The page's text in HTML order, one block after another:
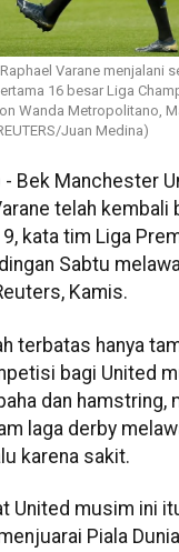
Varane menjalani
16 besar Liga
Wanda Metropolitano,
Juan Medina)
- Bek Manchester
telah kembali
kata tim Liga
Sabtu
Kamis.
terbatas hanya
bagi United
dan hamstring,
laga derby
karena sakit.
United musim ini
Piala